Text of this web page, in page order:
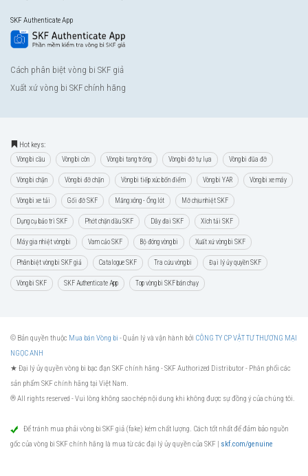
SKF Authenticate App
Cách phân biệt vòng bi SKF giả
Xuất xứ vòng bi SKF chính hãng
Hot keys:
Vòng bi cầu Vòng bi côn Vòng bi tang trống Vòng bi đỡ tự lựa Vòng bi đũa đỡ
Vòng bi chặn Vòng bi đỡ chặn Vòng bi tiếp xúc bốn điểm Vòng bi YAR Vòng bi xe máy
Vòng bi xe tải Gối đỡ SKF Măng xông - Ống lót Mỡ chịu nhiệt SKF
Dụng cụ bảo trì SKF Phớt chặn dầu SKF Dây đai SKF Xích tải SKF
Máy gia nhiệt vòng bi Vam cảo SKF Bộ đóng vòng bi Xuất xứ vòng bi SKF
Phân biệt vòng bi SKF giả Catalogue SKF Tra cứu vòng bi Đại lý ủy quyền SKF
Vòng bi SKF SKF Authenticate App Top vòng bi SKF bán chạy
© Bản quyền thuộc Mua bán Vòng bi - Quản lý và vận hành bởi CÔNG TY CP VẬT TƯ THƯƠNG MẠI
NGỌC ANH
★ Đại lý ủy quyền vòng bi bạc đạn SKF chính hãng -SKF Authorized Distributor- Phân phối các
sản phẩm SKF chính hãng tại Việt Nam.
® All rights reserved - Vui lòng không sao chép nội dung khi không được sự đồng ý của chúng tôi.
Để tránh mua phải vòng bi SKF giả (fake) kém chất lượng. Cách tốt nhất để đảm bảo nguồn
gốc của vòng bi SKF chính hãng là mua từ các đại lý ủy quyền của SKF | skf.com/genuine